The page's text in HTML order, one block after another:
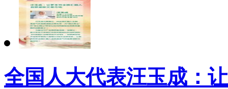
全国人大代表汪玉成：